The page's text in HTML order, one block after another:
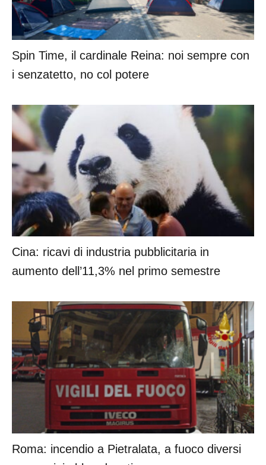
Spin Time, il cardinale Reina: noi sempre con
i senzatetto, no col potere
Cina: ricavi di industria pubblicitaria in
aumento dell’11,3% nel primo semestre
Roma: incendio a Pietralata, a fuoco diversi